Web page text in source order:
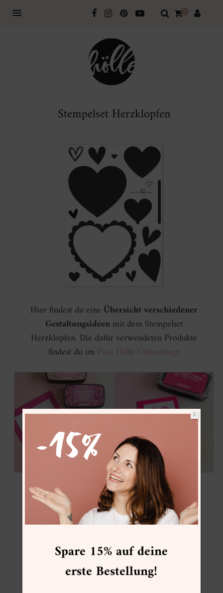
0
Stempelset Herzklopfen
Hier findest du eine Übersicht verschiedener
Gestaltungsideenmit dem Stempelset
Herzklopfen. Die dafür verwendeten Produkte
findest du im Frau Hölle Onlineshop:
Spare 15% auf deine
erste Bestellung!
X